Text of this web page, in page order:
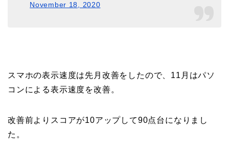
November 18, 2020
スマホの表示速度は先月改善をしたので、11月はパソ
コンによる表示速度を改善。
改善前よりスコアが10アップして90点台になりまし
た。